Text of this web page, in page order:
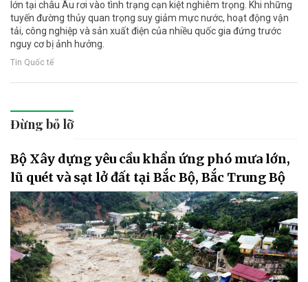
lớn tại châu Âu rơi vào tình trạng cạn kiệt nghiêm trọng. Khi những
tuyến đường thủy quan trọng suy giảm mực nước, hoạt động vận
tải, công nghiệp và sản xuất điện của nhiều quốc gia đứng trước
nguy cơ bị ảnh hưởng.
Tin Quốc tế
Đừng bỏ lỡ
Bộ Xây dựng yêu cầu khẩn ứng phó mưa lớn,
lũ quét và sạt lở đất tại Bắc Bộ, Bắc Trung Bộ